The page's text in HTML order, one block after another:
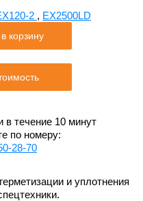
2 , EX2500LD
корзину
течение 10 минут
по номеру:
28-70
и уплотнения